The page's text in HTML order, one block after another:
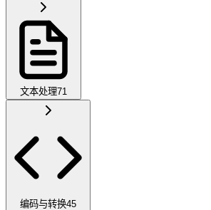
文本处理71
编码与转换45